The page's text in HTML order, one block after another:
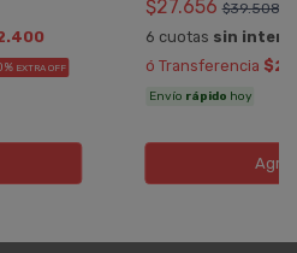
EXTRA OFF
$27.656 $39.508
6 cuotas sin
ó Transferencia
Envío rápido hoy